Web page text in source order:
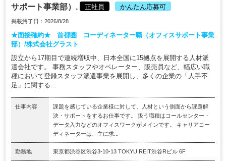
サポート事業部）.
正社員 かんたん応募可
掲載終了日：2026/8/28
★面接確約★ 首都圏 コーディネーター職（オフィスサポート事業
部）/株式会社グラスト
設立から17期目で連続増収中、日本全国に15拠点を展開する人材派
遣会社です。 事務スタッフやオペレーター、販売員など、幅広い職
種において登録スタッフ派遣事業を展開し、多くの企業の「人手不
足」に関する...
仕事内容
課題を感じている企業様に対して、人材という側面から課題解
決・サポートをするお仕事です。 扱う職種はコールセンター・
データ入力などのオフィスワークがメインです。 キャリアコー
ディネーターは、主に求...
勤務地 東京都渋谷区渋谷3-10-13 TOKYU REIT渋谷Rビル 6F